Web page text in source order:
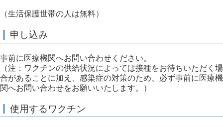
（生活保護世帯の人は無料）
申し込み
事前に医療機関へお問い合わせください。
（注：ワクチンの供給状況によっては接種をお待ちいただく場
合があることに加え、感染症の対策のため、必ず事前に医療機
関へお問い合わせをお願いいたします。）
使用するワクチン